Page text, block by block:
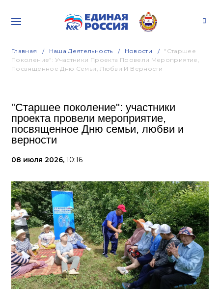
Главная Наша Деятельность Новости
"Старшее
Поколение": Участники Проекта Провели Мероприятие,
Посвященное Дню Семьи, Любви И Верности
"Старшее поколение": участники
проекта провели мероприятие,
посвященное Дню семьи, любви и
верности
08 июля 2026, 10:16